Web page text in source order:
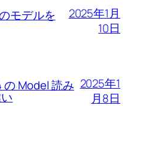
モデルを
2025年1月
10日
の Model 読み 2025年1
月8日